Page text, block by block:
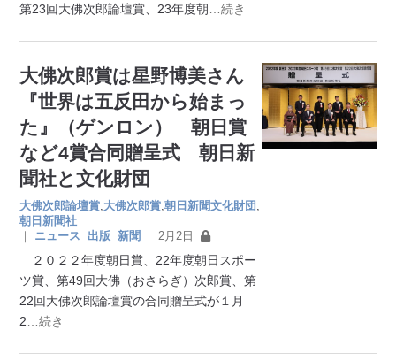
第23回大佛次郎論壇賞、23年度朝 …続き
大佛次郎賞は星野博美さん
『世界は五反田から始まっ
た』（ゲンロン） 朝日賞
など4賞合同贈呈式 朝日新
聞社と文化財団
大佛次郎論壇賞 大佛次郎賞 ,朝日新聞文化財団
朝日新聞社
｜
ニュース 出版 新聞 2月2日
２０２２年度朝日賞、22年度朝日スポー
ツ賞、第49回大佛（おさらぎ）次郎賞、第
22回大佛次郎論壇賞の合同贈呈式が１月
2 …続き